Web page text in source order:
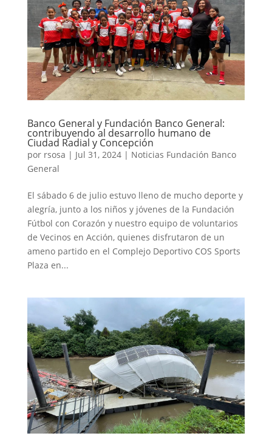
Banco General y Fundación Banco General:
contribuyendo al desarrollo humano de
Ciudad Radial y Concepción
por rsosa | Jul 31, 2024| Noticias Fundación Banco
General
El sábado 6 de julio estuvo lleno de mucho deporte y
alegría, junto a los niños y jóvenes de la Fundación
Fútbol con Corazón y nuestro equipo de voluntarios
de Vecinos en Acción, quienes disfrutaron de un
ameno partido en el Complejo Deportivo COS Sports
Plaza en...